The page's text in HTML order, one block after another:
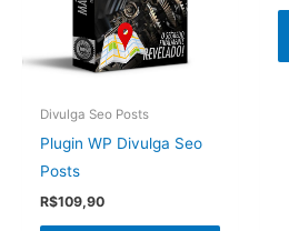
Divulga Seo Posts
Plugin WP Divulga Seo
Posts
R$109,90